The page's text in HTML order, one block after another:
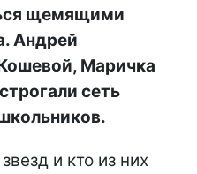
щемящими
Андрей
Маричка
сеть
и кто из них